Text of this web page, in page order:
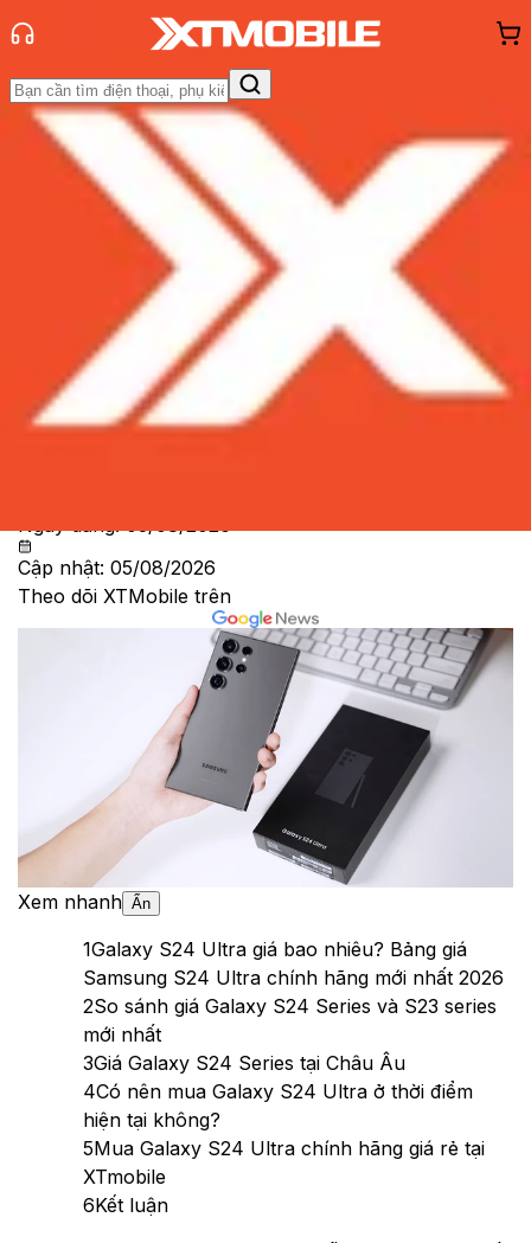
Trang chủ
Tin tức
Tư vấn
Đánh Giá - Trên TaySo Sánh Tư vấnKhuyến
Hỏi đáp App - Game Thông báo
hàng - Sự kiện
Bảng giá Samsung S24 Ultra tại
XTmobile tháng 8, giảm sâu, ưu đãi
bất ngờ
Ngày đăng:03/08/2026
Cập nhật: 05/08/2026
Theo dõi XTMobile trên
Xem nhanh Ẩn
1Galaxy S24 Ultra giá bao nhiêu? Bảng giá
Samsung S24 Ultra chính hãng mới nhất 2026
2So sánh giá Galaxy S24 Series và S23 series
mới nhất
3Giá Galaxy S24 Series tại Châu Âu
4Có nên mua Galaxy S24 Ultra ở thời điểm
hiện tại không?
5Mua Galaxy S24 Ultra chính hãng giá rẻ tại
XTmobile
6Kết luận